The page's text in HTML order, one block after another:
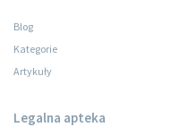
Blog
Kategorie
Artykuły
Legalna apteka